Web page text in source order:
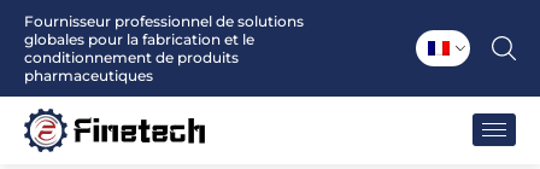
Aller
contenu
Fournisseur professionnel de solutions
globales pour la fabrication et le
conditionnement de produits
pharmaceutiques